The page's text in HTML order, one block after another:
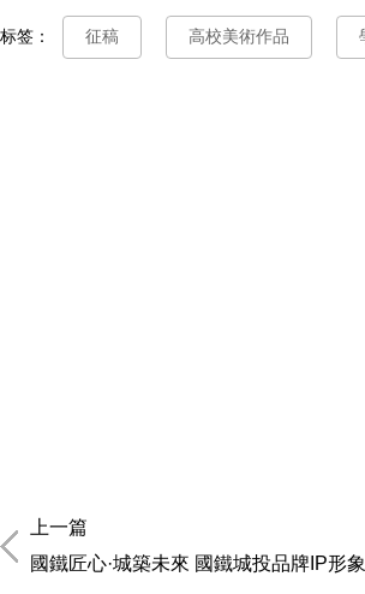
标签： 征稿 高校美術作品
上一篇
國鐵匠心·城築未來 國鐵城投品牌IP形象征集活動